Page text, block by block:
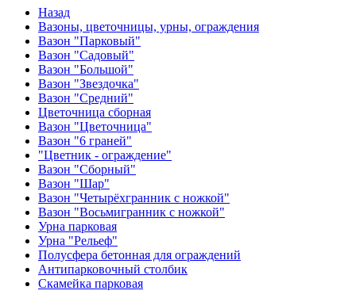
Назад
Вазоны, цветочницы, урны, ограждения
Вазон "Парковый"
Вазон "Садовый"
Вазон "Большой"
Вазон "Звездочка"
Вазон "Средний"
Цветочница сборная
Вазон "Цветочница"
Вазон "6 граней"
"Цветник - ограждение"
Вазон "Сборный"
Вазон "Шар"
Вазон "Четырёхгранник с ножкой"
Вазон "Восьмигранник с ножкой"
Урна парковая
Урна "Рельеф"
Полусфера бетонная для ограждений
Антипарковочный столбик
Скамейка парковая